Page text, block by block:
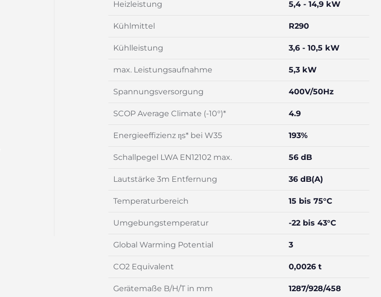
Heizleistung 5,4 - 14,9 kW
Kühlmittel R290
Kühlleistung 3,6 - 10,5 kW
max. Leistungsaufnahme 5,3 kW
Spannungsversorgung 400V/50Hz
SCOP Average Climate (-10°)* 4.9
Energieeffizienz ƞs* bei W35 193%
Schallpegel LWA EN12102 max. 56 dB
Lautstärke 3m Entfernung 36 dB(A)
Temperaturbereich 15 bis 75°C
Umgebungstemperatur -22 bis 43°C
Global Warming Potential 3
CO2 Equivalent 0,0026 t
Gerätemaße B/H/T in mm 1287/928/458